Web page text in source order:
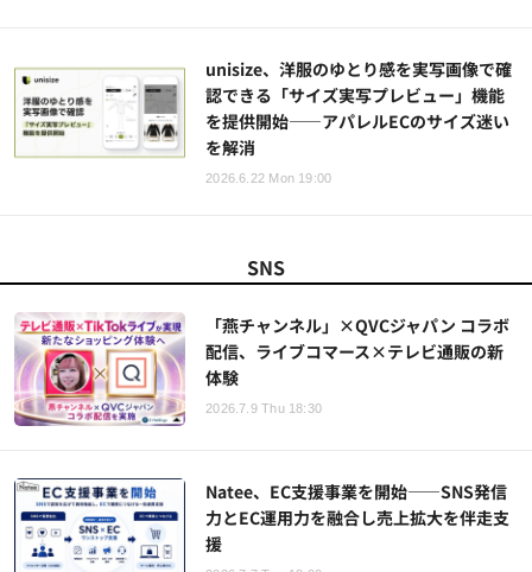
unisize、洋服のゆとり感を実写画像で確
認できる「サイズ実写プレビュー」機能
を提供開始——アパレルECのサイズ迷い
を解消
2026.6.22 Mon 19:00
SNS
「燕チャンネル」×QVCジャパン コラボ
配信、ライブコマース×テレビ通販の新
体験
2026.7.9 Thu 18:30
Natee、EC支援事業を開始——SNS発信
力とEC運用力を融合し売上拡大を伴走支
援